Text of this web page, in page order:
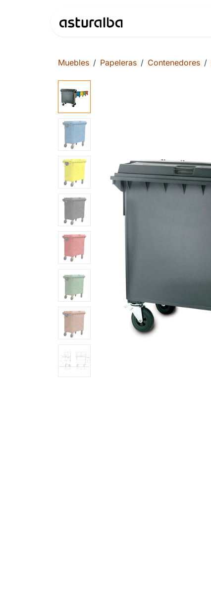
Muebles Papeleras Contenedores